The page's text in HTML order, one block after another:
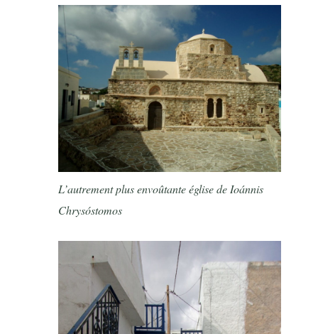
L’autrement plus envoûtante église de Ioánnis
Chrysóstomos